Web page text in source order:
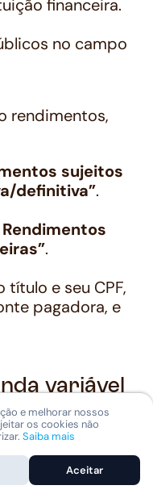
financeira.
no campo
rendimentos,
sujeitos
definitiva”.
.
e seu CPF,
pagadora, e
variável
declarar
de Renda,
e melhorar nossos
os cookies não
Saiba mais
Aceitar